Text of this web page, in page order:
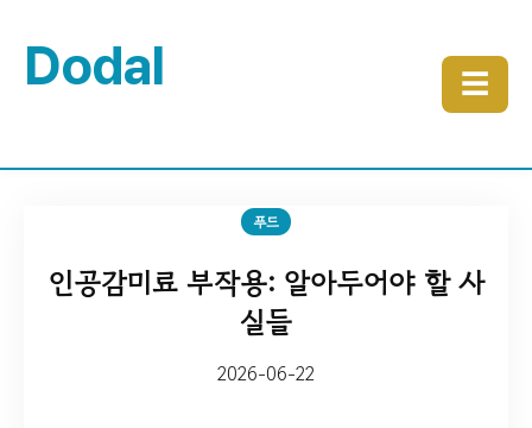
Dodal ☰
푸드
인공감미료 부작용: 알아두어야 할 사
실들
2026-06-22